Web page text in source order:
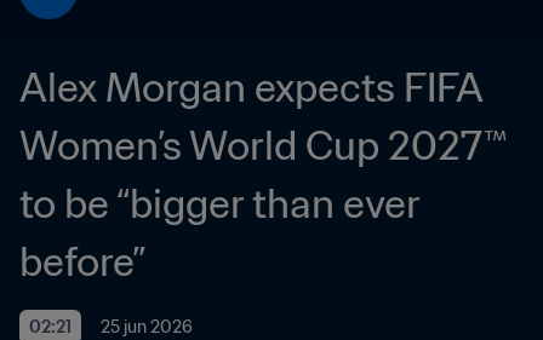
Alex Morgan expects FIFA
Women’s World Cup 2027™
to be “bigger than ever
before”
02:21 25 jun 2026